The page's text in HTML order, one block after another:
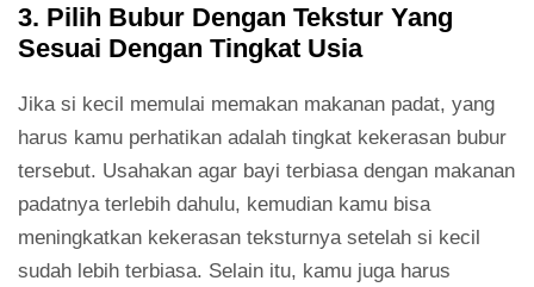
3. Pilih Bubur Dengan Tekstur Yang
Sesuai Dengan Tingkat Usia
Jika si kecil memulai memakan makanan padat, yang
harus kamu perhatikan adalah tingkat kekerasan bubur
tersebut. Usahakan agar bayi terbiasa dengan makanan
padatnya terlebih dahulu, kemudian kamu bisa
meningkatkan kekerasan teksturnya setelah si kecil
sudah lebih terbiasa. Selain itu, kamu juga harus